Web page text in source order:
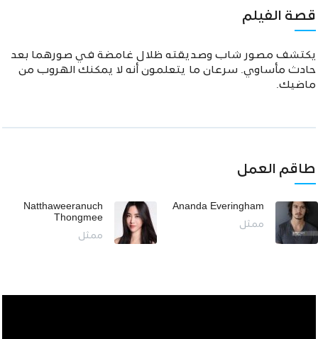
قصة الفيلم
يكتشف مصور شاب وصديقته ظلال غامضة في صورهما بعد
حادث مأساوي. سرعان ما يتعلمون أنه لا يمكنك الهروب من
ماضيك.
طاقم العمل
Ananda Everingham
ممثل
Natthaweeranuch
Thongmee
ممثل